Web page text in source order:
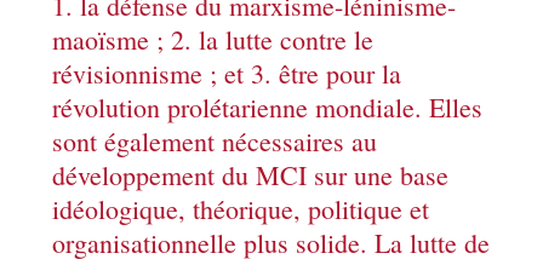
maoïsme ; 2. la lutte contre le
révisionnisme ; et 3. être pour la
révolution prolétarienne mondiale. Elles
sont également nécessaires au
développement du MCI sur une base
idéologique, théorique, politique et
organisationnelle plus solide. La lutte de